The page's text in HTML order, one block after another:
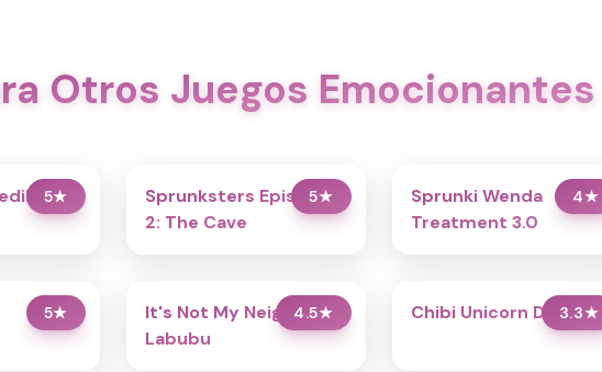
Otros Juegos Emocionantes
5★ 5★
Sprunksters Episode
2: The Cave
4★
Sprunki Wenda
Treatment 3.0
5★ 4.5★
It's Not My Neighbor:
Labubu
3.3★
Chibi Unicorn Dress Up